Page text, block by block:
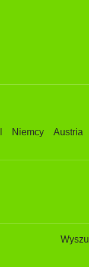
Niemcy Austria